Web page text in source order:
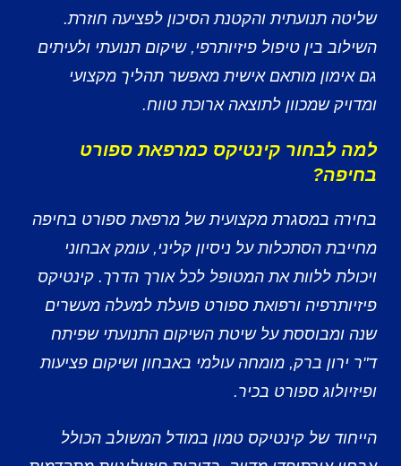
שליטה תנועתית והקטנת הסיכון לפציעה חוזרת.
השילוב בין טיפול פיזיותרפי, שיקום תנועתי ולעיתים
גם אימון מותאם אישית מאפשר תהליך מקצועי
ומדויק שמכוון לתוצאה ארוכת טווח.
למה לבחור קינטיקס כמרפאת ספורט
בחיפה?
בחירה במסגרת מקצועית של מרפאת ספורט בחיפה
מחייבת הסתכלות על ניסיון קליני, עומק אבחוני
ויכולת ללוות את המטופל לכל אורך הדרך. קינטיקס
פיזיותרפיה ורפואת ספורט פועלת למעלה מעשרים
שנה ומבוססת על שיטת השיקום התנועתי שפיתח
ד"ר ירון ברק, מומחה עולמי באבחון ושיקום פציעות
ופיזיולוג ספורט בכיר.
הייחוד של קינטיקס טמון במודל המשולב הכולל